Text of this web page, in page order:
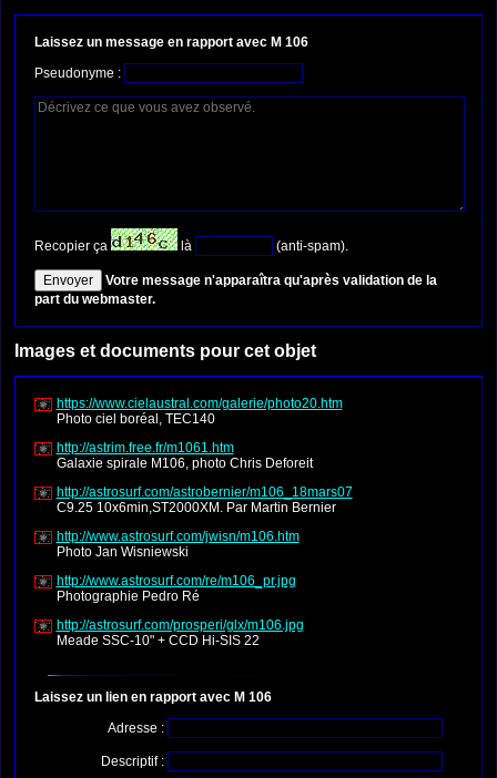
Laissez un message en rapport avec M 106
Pseudonyme :
Recopier ça là (anti-spam).
Votre message n'apparaîtra qu'après validation de la
part du webmaster.
Images et documents pour cet objet
https://www.cielaustral.com/galerie/photo20.htm
Photo ciel boréal, TEC140
http://astrim.free.fr/m1061.htm
Galaxie spirale M106, photo Chris Deforeit
http://astrosurf.com/astrobernier/m106_18mars07
C9.25 10x6min,ST2000XM. Par Martin Bernier
http://www.astrosurf.com/jwisn/m106.htm
Photo Jan Wisniewski
http://www.astrosurf.com/re/m106_pr.jpg
Photographie Pedro Ré
http://astrosurf.com/prosperi/glx/m106.jpg
Meade SSC-10" + CCD Hi-SIS 22
Laissez un lien en rapport avec M 106
Adresse :
Descriptif :